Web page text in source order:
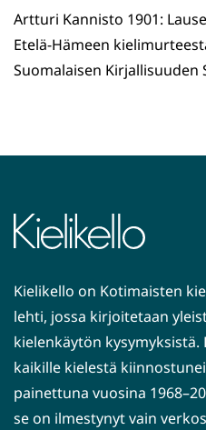
palveluun)
ikkunaan)
Artturi Kannisto 1901:
Etelä-Hämeen
Suomalaisen Kirjallisuuden
Kielikello on Kotimaisten
lehti, jossa kirjoitetaan
kielenkäytön
kaikille kielestä
painettuna vuosina
se on ilmestynyt vain